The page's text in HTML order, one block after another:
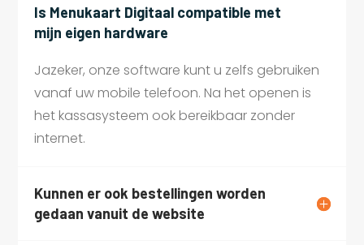
Is Menukaart Digitaal compatible met
mijn eigen hardware
Jazeker, onze software kunt u zelfs gebruiken
vanaf uw mobile telefoon. Na het openen is
het kassasysteem ook bereikbaar zonder
internet.
Kunnen er ook bestellingen worden
gedaan vanuit de website